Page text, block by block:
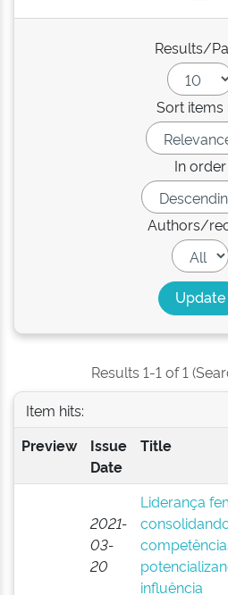
Results/
Sort items
In order
Authors/
Results 1-1 of 1
Item hits:
Preview
Issue
Date
Title
2021-
03-
20
Liderança
influência